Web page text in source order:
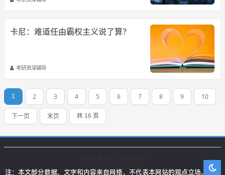
卡尼：难道任由霸权主义说了算？
考研资深辅导
1 2 3 4 5 6 7 8 9 10
下一页 末页 共 16 页
注：本文部分数据、文字和内容来自网络，不代表本网站的观点立场。本站